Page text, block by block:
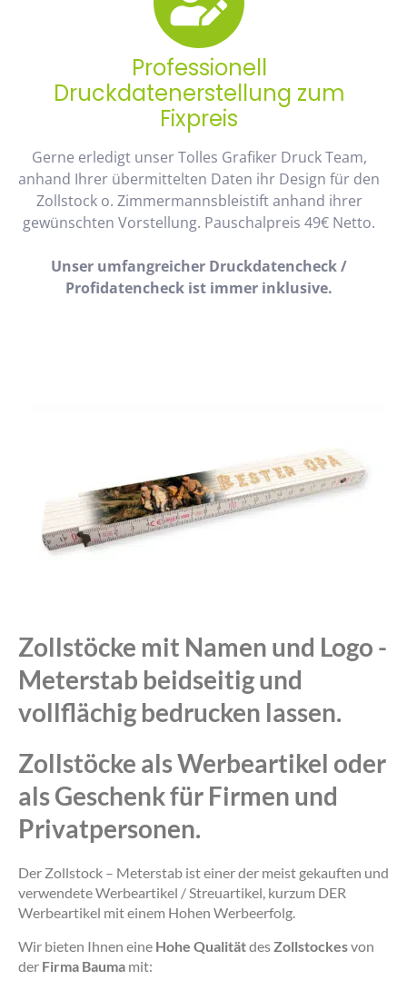
Professionell
Druckdatenerstellung zum
Fixpreis
Gerne erledigt unser Tolles Grafiker Druck Team,
anhand Ihrer übermittelten Daten ihr Design für den
Zollstock o. Zimmermannsbleistift anhand ihrer
gewünschten Vorstellung. Pauschalpreis 49€ Netto.
Unser umfangreicher Druckdatencheck /
Profidatencheck ist immer inklusive.
Zollstöcke mit Namen und Logo -
Meterstab beidseitig und
vollflächig bedrucken lassen.
Zollstöcke als Werbeartikel oder
als Geschenk für Firmen und
Privatpersonen.
Der Zollstock – Meterstab ist einer der meist gekauften und
verwendete Werbeartikel / Streuartikel, kurzum DER
Werbeartikel mit einem Hohen Werbeerfolg.
Wir bieten Ihnen eine Hohe Qualitätdes Zollstockesvon
der Firma Bauma mit: